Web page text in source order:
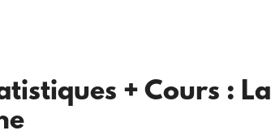
+ Cours : La